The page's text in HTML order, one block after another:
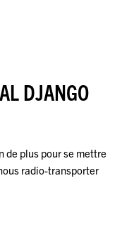
DJANGO
de plus pour se mettre
radio-transporter